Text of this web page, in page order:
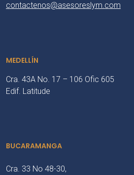
contactenos@asesoreslym.com
MEDELLÍN
Cra. 43A No. 17 – 106 Ofic 605
Edif. Latitude
BUCARAMANGA
Cra. 33 No 48-30,